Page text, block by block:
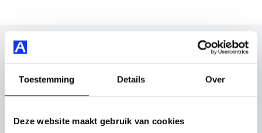
Toestemming Details Over
Deze website maakt gebruik van cookies
Inruilvoorstel op deze auto?
inruilauto mee te sturen.